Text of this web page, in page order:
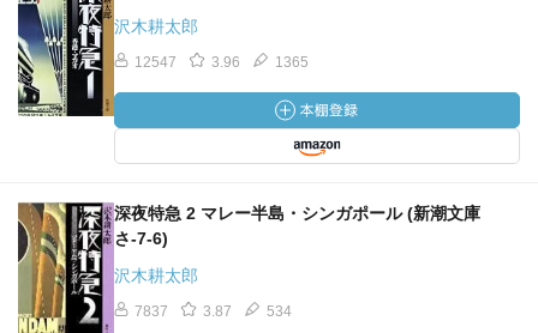
沢木耕太郎
12547 3.96 1365
深夜特急 2 マレー半島・シンガポール (新潮文庫
さ-7-6)
沢木耕太郎
7837 3.87 534